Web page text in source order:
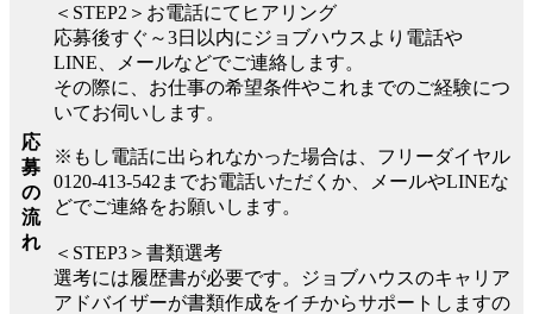
応
募
の
流
れ
＜STEP2＞お電話にてヒアリング
応募後すぐ～3日以内にジョブハウスより電話や
LINE、メールなどでご連絡します。
その際に、お仕事の希望条件やこれまでのご経験につ
いてお伺いします。
※もし電話に出られなかった場合は、フリーダイヤル
0120-413-542までお電話いただくか、メールやLINEな
どでご連絡をお願いします。
＜STEP3＞書類選考
選考には履歴書が必要です。ジョブハウスのキャリア
アドバイザーが書類作成をイチからサポートしますの